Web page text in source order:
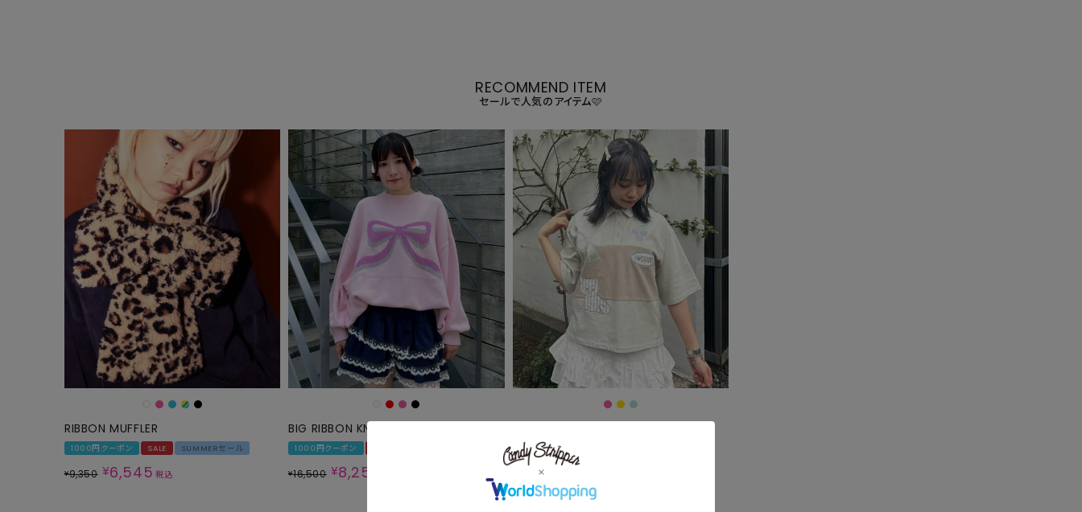
RECOMMEND ITEM
セールで人気のアイテム🩷
RIBBON MUFFLER
1000円クーポン SALE SUMMERセール
¥9,350 ¥6,545 税込
BIG RIBBON KNIT
1000円クーポン
¥16,500 ¥8,250
1000円クーポン
18,150 ¥ 7,260